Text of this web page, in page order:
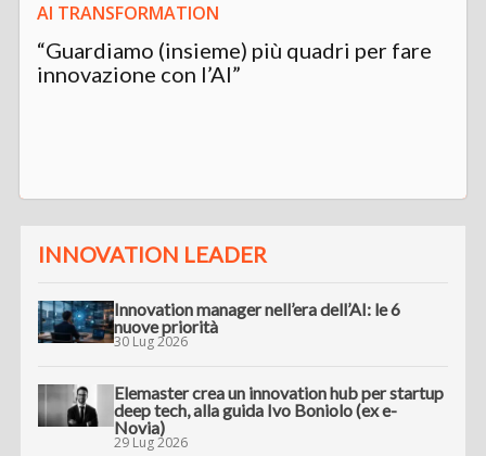
AI TRANSFORMATION
“Guardiamo (insieme) più quadri per fare
innovazione con l’AI”
INNOVATION LEADER
Innovation manager nell’era dell’AI: le 6
nuove priorità
30 Lug 2026
Elemaster crea un innovation hub per startup
deep tech, alla guida Ivo Boniolo (ex e-
Novia)
29 Lug 2026